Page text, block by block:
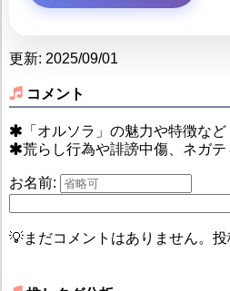
更新: 2025/09/01
コメント
「オルソラ」の魅力や特徴など
荒らし行為や誹謗中傷、ネガ
お名前:
💡まだコメントはありません。投